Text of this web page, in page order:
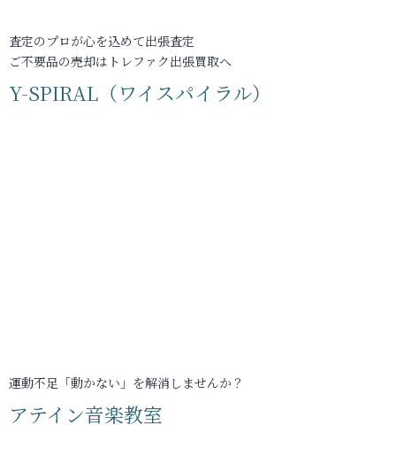
査定のプロが心を込めて出張査定
ご不要品の売却はトレファク出張買取へ
Y-SPIRAL（ワイスパイラル）
運動不足「動かない」を解消しませんか？
アテイン音楽教室